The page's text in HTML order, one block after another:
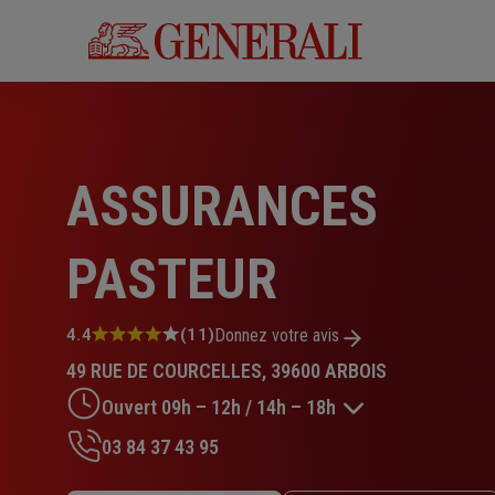
ASSURANCES
PASTEUR
Note
4.4
sur
5
étoiles
4.4 (11)Donnez votre avis
49 RUE DE COURCELLES, 39600 ARBOIS
Ouvert 09h – 12h / 14h – 18h
03 84 37 43 95